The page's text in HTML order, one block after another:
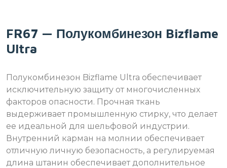
FR67 — Полукомбинезон Bizflame
Ultra
Полукомбинезон Bizflame Ultra обеспечивает
исключительную защиту от многочисленных
факторов опасности. Прочная ткань
выдерживает промышленную стирку, что делает
ее идеальной для шельфовой индустрии.
Внутренний карман на молнии обеспечивает
отличную личную безопасность, а регулируемая
длина штанин обеспечивает дополнительное